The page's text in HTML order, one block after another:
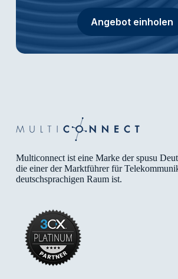
Angebot einholen
Multiconnect ist eine Marke der spusu
die einer der Marktführer für
deutschsprachigen Raum ist.